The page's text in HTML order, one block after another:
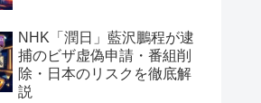
NHK「潤日」藍沢鵬程が逮
捕のビザ虚偽申請・番組削
除・日本のリスクを徹底解
説